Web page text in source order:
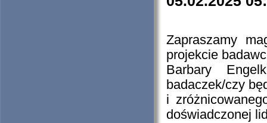
Zapraszamy
projekcie
Barbary
badaczek/czy
i
doświadczonej